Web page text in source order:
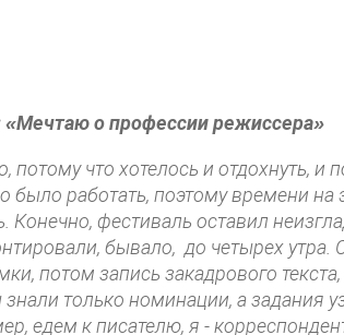
«Мечтаю о профессии режиссера»
потому что хотелось и отдохнуть,
работать, поэтому времени на
Конечно, фестиваль оставил
бывало, до четырех утра.
потом запись закадрового
только номинации, а задания
едем к писателю, я -